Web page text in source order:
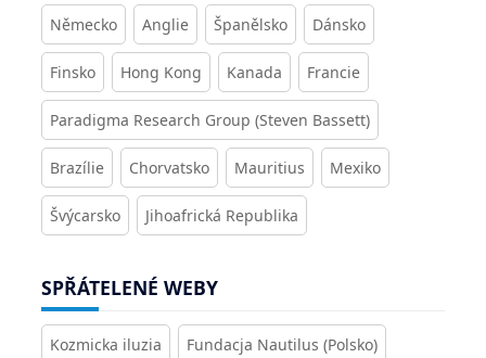
Německo Anglie Španělsko Dánsko
Finsko Hong Kong Kanada Francie
Paradigma Research Group (Steven Bassett)
Brazílie Chorvatsko Mauritius Mexiko
Švýcarsko Jihoafrická Republika
SPŘÁTELENÉ WEBY
Kozmicka iluzia Fundacja Nautilus (Polsko)